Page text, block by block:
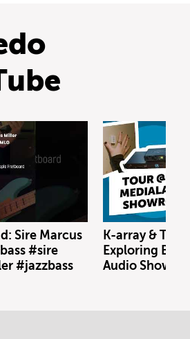
Sire Marcus
#sire
#jazzbass
K-array &
Exploring
Audio